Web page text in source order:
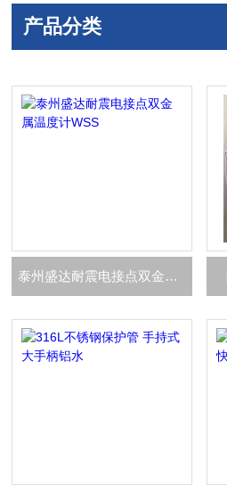
产品分类
泰州盛达耐震电接点双金属温度计WSS